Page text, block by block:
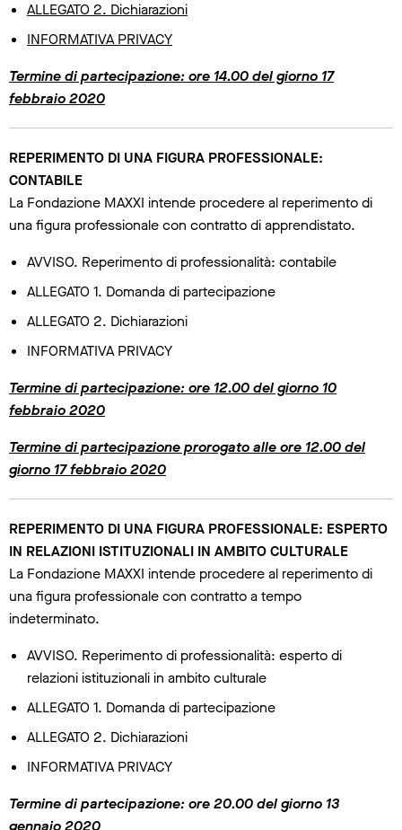
ALLEGATO 2. Dichiarazioni
INFORMATIVA PRIVACY
Termine di partecipazione: ore 14.00 del giorno 17
febbraio 2020
REPERIMENTO DI UNA FIGURA PROFESSIONALE:
CONTABILE
La Fondazione MAXXI intende procedere al reperimento di
una figura professionale con contratto di apprendistato.
AVVISO. Reperimento di professionalità: contabile
ALLEGATO 1. Domanda di partecipazione
ALLEGATO 2. Dichiarazioni
INFORMATIVA PRIVACY
Termine di partecipazione: ore 12.00 del giorno 10
febbraio 2020
Termine di partecipazione prorogato alle ore 12.00 del
giorno 17 febbraio 2020
REPERIMENTO DI UNA FIGURA PROFESSIONALE: ESPERTO
IN RELAZIONI ISTITUZIONALI IN AMBITO CULTURALE
La Fondazione MAXXI intende procedere al reperimento di
una figura professionale con contratto a tempo
indeterminato.
AVVISO. Reperimento di professionalità: esperto di
relazioni istituzionali in ambito culturale
ALLEGATO 1. Domanda di partecipazione
ALLEGATO 2. Dichiarazioni
INFORMATIVA PRIVACY
Termine di partecipazione: ore 20.00 del giorno 13
gennaio 2020